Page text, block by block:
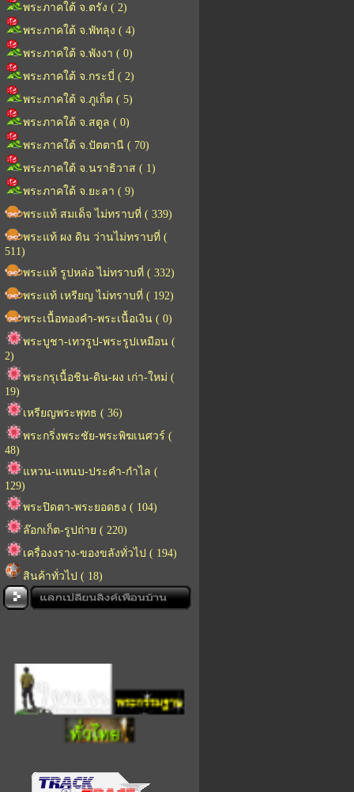
พระภาคใต้ จ.ตรัง ( 2)
พระภาคใต้ จ.พัทลุง ( 4)
พระภาคใต้ จ.พังงา ( 0)
พระภาคใต้ จ.กระบี่ ( 2)
พระภาคใต้ จ.ภูเก็ต ( 5)
พระภาคใต้ จ.สตูล ( 0)
พระภาคใต้ จ.ปัตตานี ( 70)
พระภาคใต้ จ.นราธิวาส ( 1)
พระภาคใต้ จ.ยะลา ( 9)
พระแท้ สมเด็จ ไม่ทราบที่ ( 339)
พระแท้ ผง ดิน ว่านไม่ทราบที่ (
511)
พระแท้ รูปหล่อ ไม่ทราบที่ ( 332)
พระแท้ เหรียญ ไม่ทราบที่ ( 192)
พระเนื้อทองคำ-พระเนื้อเงิน ( 0)
พระบูชา-เทวรูป-พระรูปเหมือน (
2)
พระกรุเนื้อชิน-ดิน-ผง เก่า-ใหม่ (
19)
เหรียญพระพุทธ ( 36)
พระกริ่งพระชัย-พระพิฆเนศวร์ (
48)
แหวน-แหนบ-ประคำ-กำไล (
129)
พระปิดตา-พระยอดธง ( 104)
ล๊อกเก็ต-รูปถ่าย ( 220)
เครื่องงราง-ของขลังทั่วไป ( 194)
สินค้าทั่วไป ( 18)